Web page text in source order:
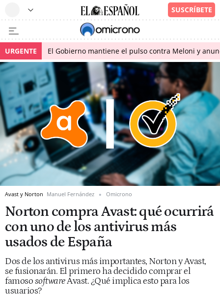
URGENTE El Gobierno mantiene el pulso contra Meloni y
Avast y Norton Manuel Fernández Omicrono
Norton compra Avast: qué ocurrirá
con uno de los antivirus más
usados de España
Dos de los antivirus más importantes, Norton y Avast,
se fusionarán. El primero ha decidido comprar el
famososoftwareAvast. ¿Qué implica esto para los
usuarios?